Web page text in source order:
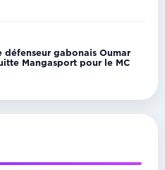
défenseur gabonais Oumar
Mangasport pour le MC